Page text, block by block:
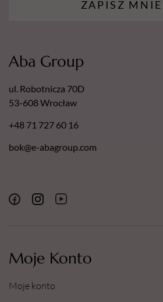
ZAPISZ
Moje Konto
Moje konto
Aba Group
ul. Robotnicza 70D
53-608 Wrocław
+48 71 727 60 16
bok@e-abagroup.com